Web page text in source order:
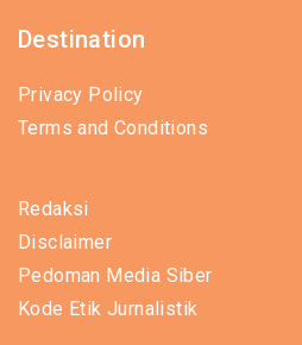
Destination
Privacy Policy
Terms and Conditions
Redaksi
Disclaimer
Pedoman Media Siber
Kode Etik Jurnalistik